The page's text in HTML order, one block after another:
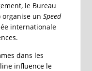
le Bureau
organise un Speed
internationale
dans les
influence le